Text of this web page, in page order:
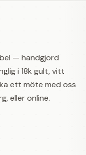
— handgjord
i 18k gult, vitt
ett möte med oss
eller online.